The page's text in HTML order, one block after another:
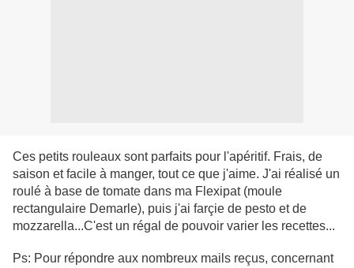
Ces petits rouleaux sont parfaits pour l'apéritif. Frais, de
saison et facile à manger, tout ce que j'aime. J'ai réalisé un
roulé à base de tomate dans ma Flexipat (moule
rectangulaire Demarle), puis j'ai farçie de pesto et de
mozzarella...C'est un régal de pouvoir varier les recettes...
Ps: Pour répondre aux nombreux mails reçus, concernant